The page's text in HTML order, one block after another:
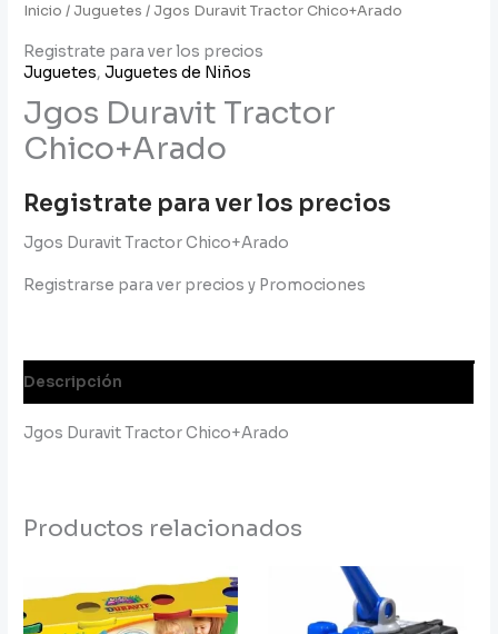
Inicio / Juguetes / Jgos Duravit Tractor Chico+Arado
Registrate para ver los precios
Juguetes,Juguetes de Niños
Jgos Duravit Tractor
Chico+Arado
Registrate para ver los precios
Jgos Duravit Tractor Chico+Arado
Registrarse para ver precios y Promociones
Descripción
Jgos Duravit Tractor Chico+Arado
Productos relacionados